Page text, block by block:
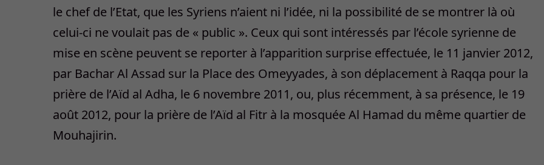
le chef de l’Etat, que les Syriens n’aient ni l’idée, ni la possibilité de se montrer là où
celui-ci ne voulait pas de « public ». Ceux qui sont intéressés par l’école syrienne de
mise en scène peuvent se reporter à l’apparition surprise effectuée, le 11 janvier 2012,
par Bachar Al Assad sur la Place des Omeyyades, à son déplacement à Raqqa pour la
prière de l’Aïd al Adha, le 6 novembre 2011, ou, plus récemment, à sa présence, le 19
août 2012, pour la prière de l’Aïd al Fitr à la mosquée Al Hamad du même quartier de
Mouhajirin.